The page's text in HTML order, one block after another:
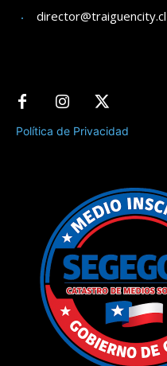
director@traiguencity.cl
Política de Privacidad